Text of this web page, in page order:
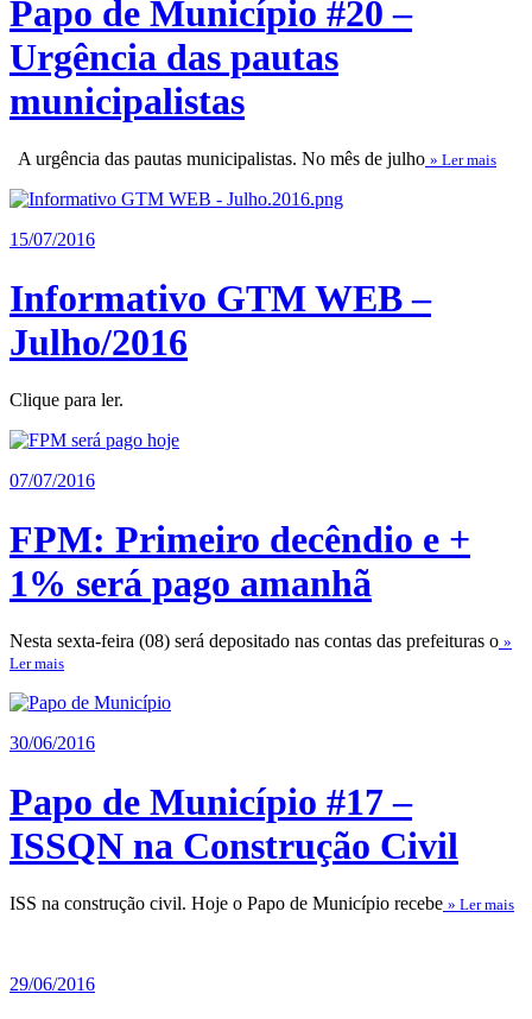
Papo de Município #20 –
Urgência das pautas
municipalistas
A urgência das pautas municipalistas. No mês de julho » Ler mais
15/07/2016
Informativo GTM WEB –
Julho/2016
Clique para ler.
07/07/2016
FPM: Primeiro decêndio e +
1% será pago amanhã
Nesta sexta-feira (08) será depositado nas contas das prefeituras o »
Ler mais
30/06/2016
Papo de Município #17 –
ISSQN na Construção Civil
ISS na construção civil. Hoje o Papo de Município recebe » Ler mais
29/06/2016